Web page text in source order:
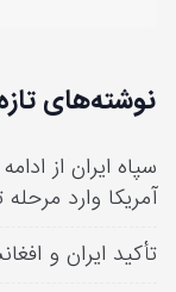
نوشته‌های تازه
سپاه ایران از
آمریکا وارد مرحله
تأکید ایران و